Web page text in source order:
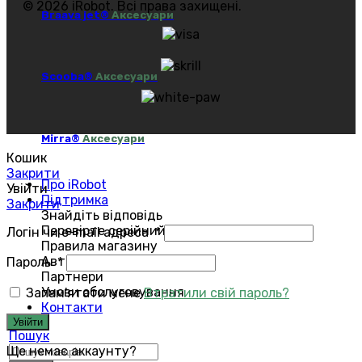
Braava jet® Аксесуари
Scooba® Аксесуари
Mirra®Аксесуари
Про iRobot
Підтримка
Знайдіть відповідь
Перевірте серійний номер
Правила магазину
Авторизований сервіс
Партнери
Умови обслуговування
Контакти
Пошук
© 2026 iRobot. Всі права захищені.
Кошик
Закрити
Увійти
Закрити
Логін чи e-mail адреса*
Пароль*
Запам'ятати мене Втратили свій пароль?
Увійти
Ще немає аккаунту?